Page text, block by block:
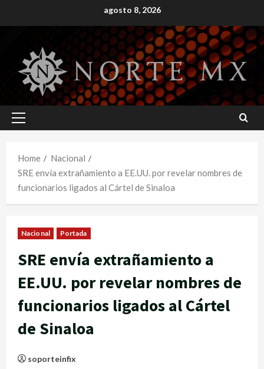
to
agosto 8, 2026
Primary
Home
Nacional
SRE envía extrañamiento a EE.UU. por revelar nombres de
funcionarios ligados al Cártel de Sinaloa
Nacional Portada
SRE envía extrañamiento a
EE.UU. por revelar nombres de
funcionarios ligados al Cártel
de Sinaloa
soporteinfix